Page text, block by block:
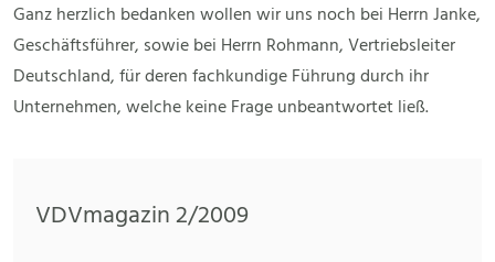
Ganz herzlich bedanken wollen wir uns noch bei Herrn Janke,
Geschäftsführer, sowie bei Herrn Rohmann, Vertriebsleiter
Deutschland, für deren fachkundige Führung durch ihr
Unternehmen, welche keine Frage unbeantwortet ließ.
VDVmagazin 2/2009